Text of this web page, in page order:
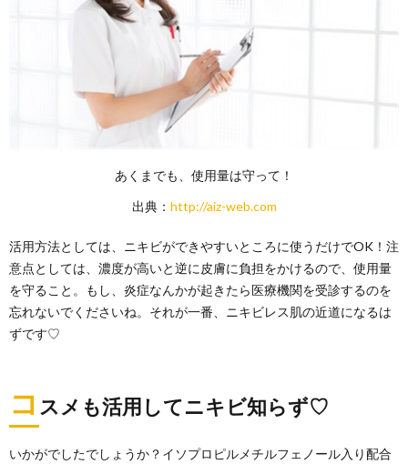
あくまでも、使用量は守って！
出典： http://aiz-web.com
活用方法としては、ニキビができやすいところに使うだけでOK！注
意点としては、濃度が高いと逆に皮膚に負担をかけるので、使用量
を守ること。もし、炎症なんかが起きたら医療機関を受診するのを
忘れないでくださいね。それが一番、ニキビレス肌の近道になるは
ずです♡
コ スメも活用してニキビ知らず♡
いかがでしたでしょうか？イソプロピルメチルフェノール入り配合